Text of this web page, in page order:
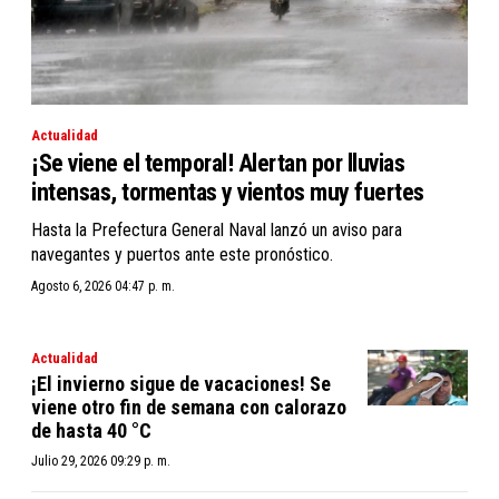
Actualidad
¡Se viene el temporal! Alertan por lluvias
intensas, tormentas y vientos muy fuertes
Hasta la Prefectura General Naval lanzó un aviso para
navegantes y puertos ante este pronóstico.
Agosto 6, 2026 04:47 p. m.
Actualidad
¡El invierno sigue de vacaciones! Se
viene otro fin de semana con calorazo
de hasta 40 °C
Julio 29, 2026 09:29 p. m.